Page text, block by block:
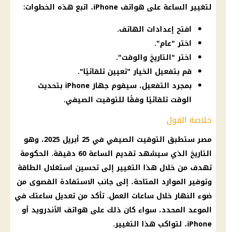
لتغيير الساعة على هواتف iPhone، اتبع هذه الخطوات:
افتح إعدادات الهاتف.
اختر "عام".
اختر "التاريخ والوقت".
قم بتفعيل الخيار "تعيين تلقائيًا".
بمجرد التفعيل، سيقوم جهاز iPhone بتحديث
الوقت تلقائيًا وفقًا للتوقيت الصيفي.
خلاصة القول
مصر ستطبق التوقيت الصيفي في 25 أبريل 2025، وهو
التاريخ الذي سيشهد تقديم الساعة 60 دقيقة. الحكومة
تهدف من خلال هذا التغيير إلى تحسين استغلال الطاقة
وتوفير الموارد المتاحة، إلى جانب الاستفادة القصوى من
ضوء النهار خلال ساعات العمل. تأكد من تعديل ساعتك في
الموعد المحدد، سواء كان ذلك على هواتف الأندرويد أو
iPhone، لتواكب هذا التغيير.